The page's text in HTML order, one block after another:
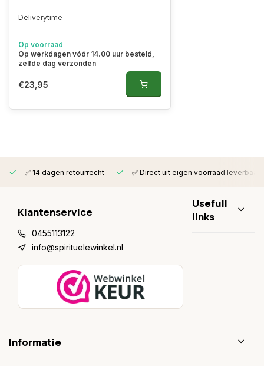
Deliverytime
Op voorraad
Op werkdagen vóór 14.00 uur besteld,
zelfde dag verzonden
€23,95
✅ 14 dagen retourrecht ✅ Direct uit eigen voorraad leverbaar
Klantenservice
0455113122
info@spirituelewinkel.nl
Usefull
links
Informatie